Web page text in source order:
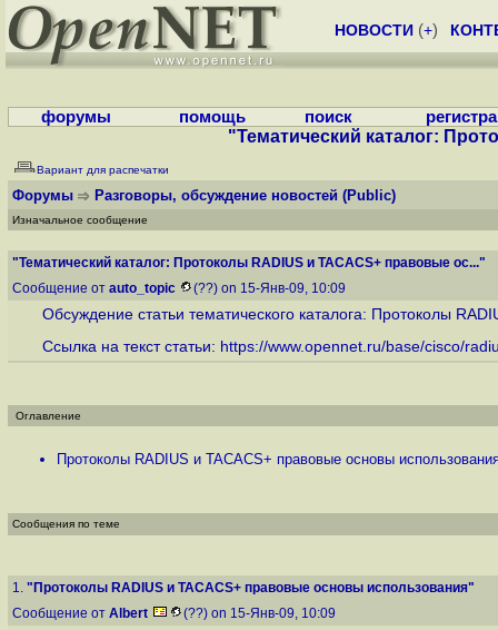
НОВОСТИ (+)
форумы помощь поиск
"Тематический каталог:
Вариант для распечатки
Форумы Разговоры, обсуждение новостей (Public)
Изначальное сообщение
"Тематический каталог: Протоколы RADIUS и TACACS+ правовые ос..."
Сообщение от auto_topic (??) on 15-Янв-09, 10:09
Обсуждение статьи тематического каталога: Протоколы
Ссылка на текст статьи: https://www.opennet.ru/base/cisco/
Оглавление
Протоколы RADIUS и TACACS+ правовые основы
Сообщения по теме
1. "Протоколы RADIUS и TACACS+ правовые основы использования"
Сообщение от Albert (??) on 15-Янв-09, 10:09